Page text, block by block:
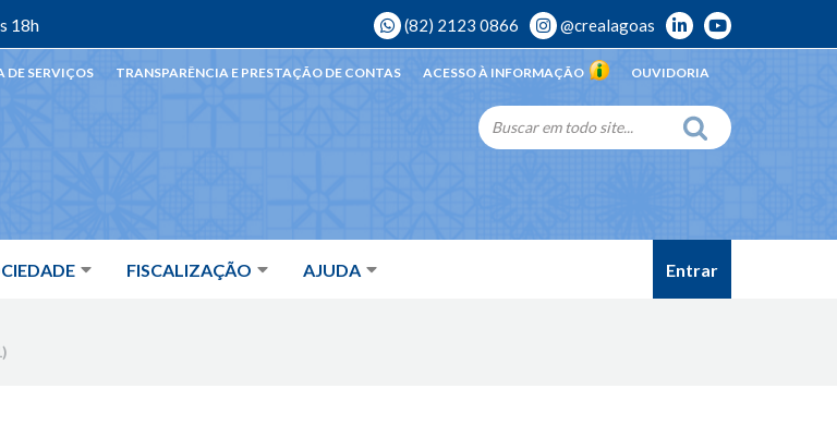
18h (82) 2123 0866 @crealagoas
FISCALIZAÇÃO AJUDA
OUVIDORIA
ACESSO À INFORMAÇÃO
TRANSPARÊNCIA E PRESTAÇÃO DE CONTAS
DE SERVIÇOS
Entrar